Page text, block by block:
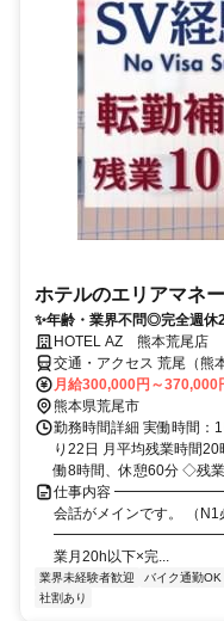
ホテルのエリアマネ
✨年齢・業界不問◎完全週
HOTEL AZ 熊本荒尾店
交通・アクセス 荒尾（熊
Ｒ鹿児島本線)(約41分),大
月給300,000円～370,000
熊本県荒尾市
勤務時間詳細 実働時間：
り22日 月平均残業時間
働8時間、休憩60分 ◇残
仕事内容
会話がメインです。 （N1
━━━━━━━━━━━━ 年齢
業月20h以下×完...
業界未経験者歓迎 バイク通勤OK
社割あり